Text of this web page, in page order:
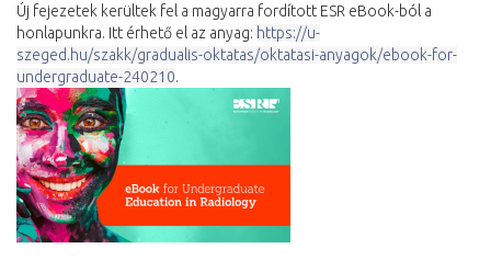
Új fejezetek kerültek fel a magyarra fordított ESR eBook-ból a
honlapunkra. Itt érhető el az anyag: https://u-
szeged.hu/szakk/gradualis-oktatas/oktatasi-anyagok/ebook-for-
undergraduate-240210.